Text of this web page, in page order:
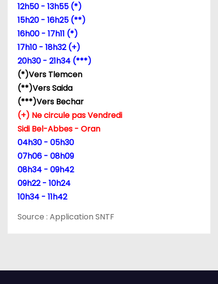
12h50 - 13h55 (*)
15h20 - 16h25 (**)
16h00 - 17h11 (*)
17h10 - 18h32 (+)
20h30 - 21h34 (***)
(*)Vers Tlemcen
(**)Vers Saida
(***)Vers Bechar
(+) Ne circule pas Vendredi
Sidi Bel-Abbes - Oran
04h30 - 05h30
07h06 - 08h09
08h34 - 09h42
09h22 - 10h24
10h34 - 11h42
Source : Application SNTF